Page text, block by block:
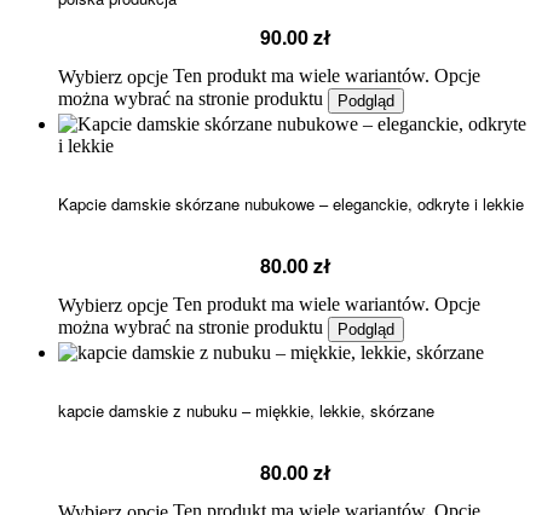
90.00zł
Wybierz opcje Ten produkt ma wiele wariantów. Opcje
można wybrać na stronie produktu
Podgląd
Kapcie damskie skórzane nubukowe – eleganckie, odkryte i lekkie
80.00zł
Wybierz opcje Ten produkt ma wiele wariantów. Opcje
można wybrać na stronie produktu
Podgląd
kapcie damskie z nubuku – miękkie, lekkie, skórzane
80.00zł
Ten produkt ma wiele wariantów. Opcje